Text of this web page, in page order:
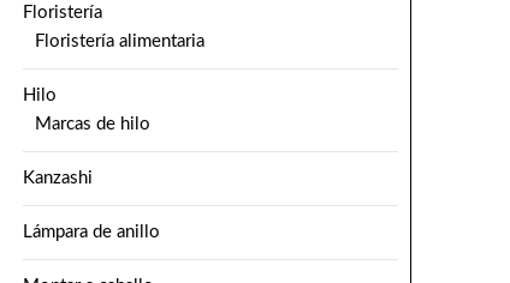
Floristería
Floristería alimentaria
Hilo
Marcas de hilo
Kanzashi
Lámpara de anillo